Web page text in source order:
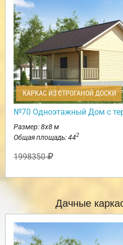
КАРКАС ИЗ СТРОГАНОЙ ДОСКИ
№70 Одноэтажный Дом с
Размер: 8х8 м
Общая площадь: 442
1998350
Дачные